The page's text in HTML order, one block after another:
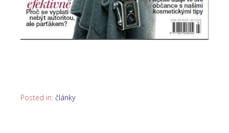
Posted in: články